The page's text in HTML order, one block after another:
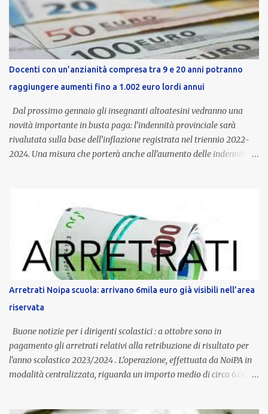
Docenti con un’anzianità compresa tra 9 e 20 anni potranno
raggiungere aumenti fino a 1.002 euro lordi annui
Dal prossimo gennaio gli insegnanti altoatesini vedranno una
novità importante in busta paga: l’indennità provinciale sarà
rivalutata sulla base dell’inflazione registrata nel triennio 2022-
2024. Una misura che porterà anche all’aumento delle indennità di
dedicato alle donne vittime di violenza di genere, in linea con la
normativa nazionale e con l’obiettivo di offrire maggiore tutela e
supporto in situazioni delicate. L’indennità provinciale per i docenti
è un unicum in Italia: si tratta di una misura esclusiva della
Provincia autonoma di Bolzano, che integra in maniera stabile lo
stipendio nazionale grazie alle prerogative garantite
dall’autonomia locale. Non è un bonus temporaneo né un
compenso accessorio, ma una voce strutturale di retribuzione,
aggiornata periodicamente in base al cost...
Arretrati Noipa scuola: arrivano 6mila euro già visibili nell’area
riservata
Buone notizie per i dirigenti scolastici : a ottobre sono in
pagamento gli arretrati relativi alla retribuzione di risultato per
l’anno scolastico 2023/2024 . L’operazione, effettuata da NoiPA in
modalità centralizzata, riguarda un importo medio di circa 6.000